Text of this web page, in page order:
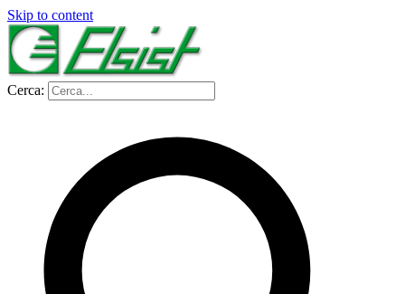
Skip to content
Cerca: